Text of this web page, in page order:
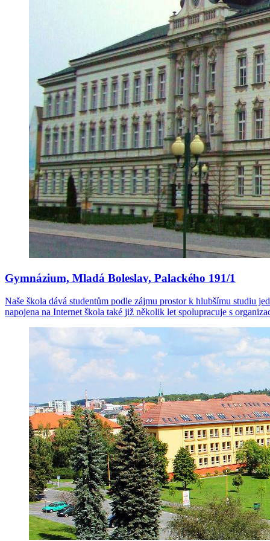
Gymnázium, Mladá Boleslav, Palackého 191/1
Naše škola dává studentům podle zájmu prostor k hlubšímu studiu
napojena na Internet škola také již několik let spolupracuje s